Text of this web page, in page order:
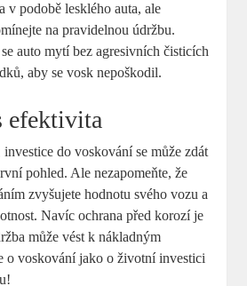
v podobě lesklého auta, ale
na pravidelnou údržbu.
se auto mytí bez agresivních čisticích
aby se vosk nepoškodil.
efektivita
do voskování se může zdát
pohled. Ale nezapomeňte, že
zvyšujete hodnotu svého vozu a
Navíc ochrana před korozí je
může vést k nákladným
o voskování jako o životní investici